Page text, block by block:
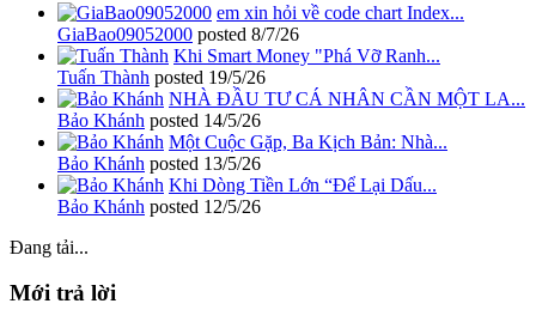
em xin hỏi về code chart Index...
GiaBao09052000 posted 8/7/26
Khi Smart Money "Phá Vỡ Ranh...
Tuấn Thành posted 19/5/26
NHÀ ĐẦU TƯ CÁ NHÂN CẦN MỘT LA...
Bảo Khánh posted 14/5/26
Một Cuộc Gặp, Ba Kịch Bản: Nhà...
Bảo Khánh posted 13/5/26
Khi Dòng Tiền Lớn “Để Lại Dấu...
Bảo Khánh posted 12/5/26
Đang tải...
Mới trả lời